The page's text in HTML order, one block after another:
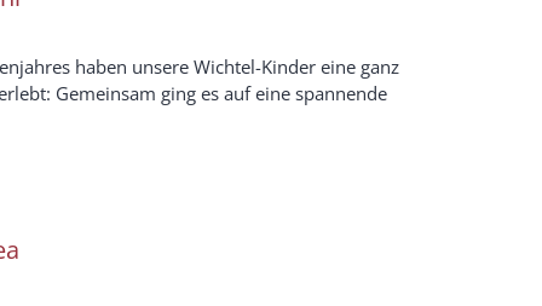
haben unsere Wichtel-Kinder eine ganz
Gemeinsam ging es auf eine spannende